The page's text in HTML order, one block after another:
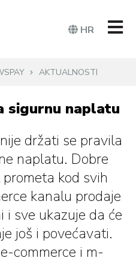
HR
AKTUALNOSTI
sigurnu naplatu
držati se pravila
naplatu. Dobre
kod svih
kanalu prodaje
i sve ukazuje da će
još i povećavati.
commerce i m-